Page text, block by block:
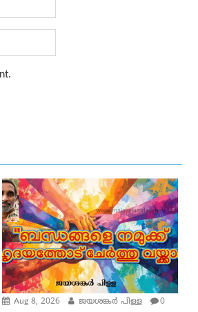
Aug 8, 2026 ജയശങ്കര്‍ പിള്ള 0